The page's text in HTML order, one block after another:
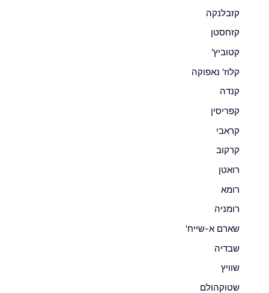
קזבלנקה
קזחסטן
קטוביץ'
קלוז' נאפוקה
קנדה
קפריסין
קראבי
קרקוב
רואטן
רומא
רומניה
שארם א-שייח'
שבדיה
שוויץ
שטוקהולם